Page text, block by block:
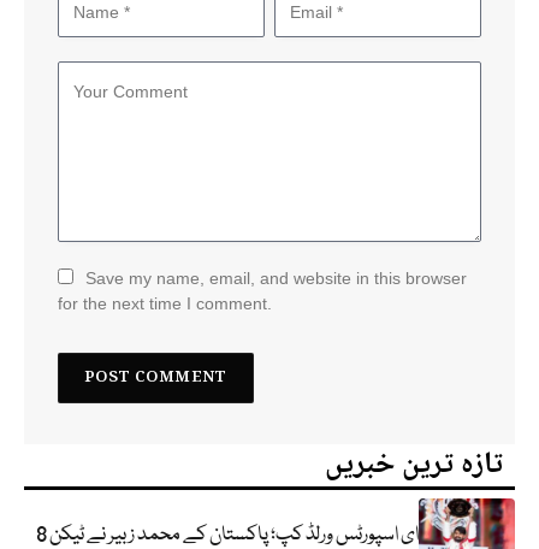
Save my name, email, and website in this browser
for the next time I comment.
تازہ ترین خبریں
ای اسپورٹس ورلڈ کپ؛ پاکستان کے محمد زبیر نے ٹیکن 8